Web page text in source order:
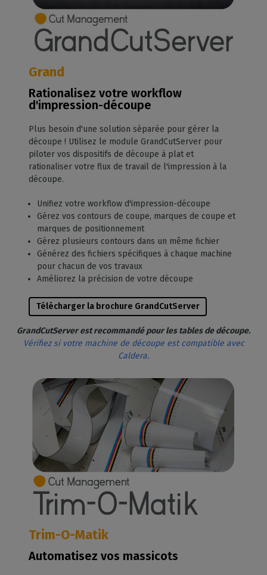
Grand
Rationalisez votre workflow
d'impression-découpe
Plus besoin d'une solution séparée pour gérer la
découpe ! Utilisez le module GrandCutServer pour
piloter vos dispositifs de découpe à plat et
rationaliser votre flux de travail de l'impression à la
découpe.
Unifiez votre workflow d'impression-découpe
Gérez vos contours de coupe, marques de coupe et
marques de positionnement
Gérez plusieurs contours dans un même fichier
Générez des fichiers spécifiques à chaque machine
pour chacun de vos travaux
Améliorez la précision de votre découpe
Télécharger la brochure GrandCutServer
GrandCutServer est recommandé pour les tables de découpe.
Vérifiez si votre machine de découpe est compatible avec
Caldera.
Trim-O-Matik
Automatisez vos massicots